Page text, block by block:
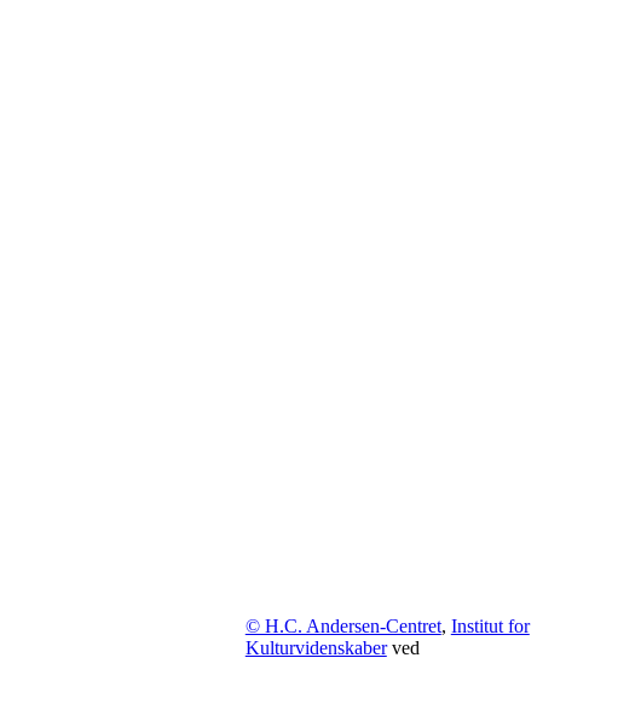
© H.C. Andersen-Centret, Institut for
Kulturvidenskaberved